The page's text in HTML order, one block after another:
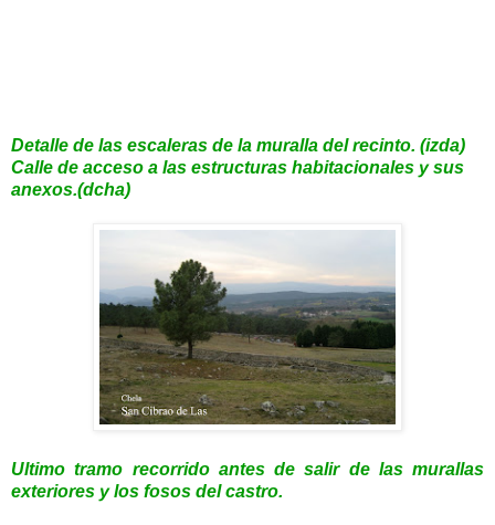
Detalle de las escaleras de la muralla del recinto. (izda)
Calle de acceso a las estructuras habitacionales y sus
anexos.(dcha)
Ultimo tramo recorrido antes de salir de las murallas
exteriores y los fosos del castro.